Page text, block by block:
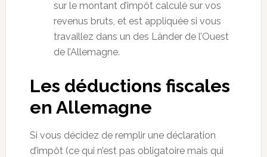
sur le montant d’impôt calculé sur vos
revenus bruts, et est appliquée si vous
travaillez dans un des Länder de l’Ouest
de l’Allemagne.
Les déductions fiscales
en Allemagne
Si vous décidez de remplir une déclaration
d’impôt (ce qui n’est pas obligatoire mais qui